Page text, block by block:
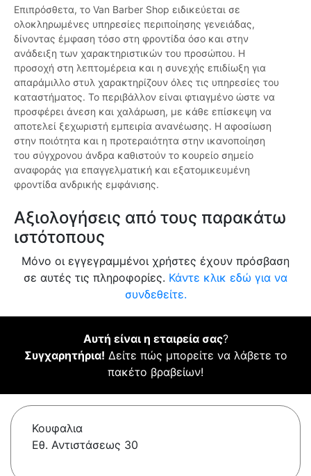
Επιπρόσθετα, το Van Barber Shop ειδικεύεται σε
ολοκληρωμένες υπηρεσίες περιποίησης γενειάδας,
δίνοντας έμφαση τόσο στη φροντίδα όσο και στην
ανάδειξη των χαρακτηριστικών του προσώπου. Η
προσοχή στη λεπτομέρεια και η συνεχής επιδίωξη για
απαράμιλλο στυλ χαρακτηρίζουν όλες τις υπηρεσίες του
καταστήματος. Το περιβάλλον είναι φτιαγμένο ώστε να
προσφέρει άνεση και χαλάρωση, με κάθε επίσκεψη να
αποτελεί ξεχωριστή εμπειρία ανανέωσης. Η αφοσίωση
στην ποιότητα και η προτεραιότητα στην ικανοποίηση
του σύγχρονου άνδρα καθιστούν το κουρείο σημείο
αναφοράς για επαγγελματική και εξατομικευμένη
φροντίδα ανδρικής εμφάνισης.
Αξιολογήσεις από τους παρακάτω
ιστότοπους
Μόνο οι εγγεγραμμένοι χρήστες έχουν πρόσβαση
σε αυτές τις πληροφορίες. Κάντε κλικ εδώ για να
συνδεθείτε.
Αυτή είναι η εταιρεία σας?
Συγχαρητήρια! Δείτε πώς μπορείτε να λάβετε το
πακέτο βραβείων!
Κουφαλια
Εθ. Αντιστάσεως 30